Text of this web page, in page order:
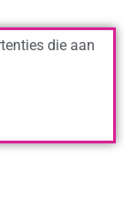
die aan